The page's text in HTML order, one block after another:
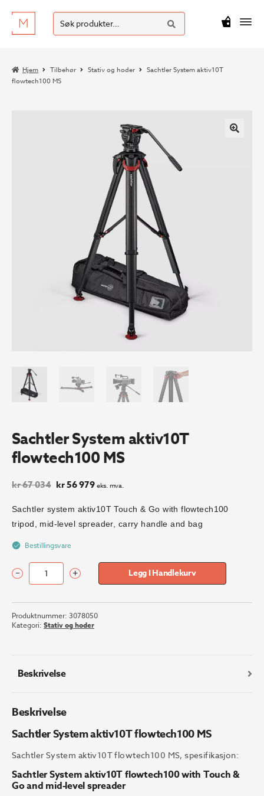
Hopp
til
Hopp
til
Søk
etter:
SØK
kr0
Hjem Tilbehør Stativ og hoder
Sachtler System aktiv10T
flowtech100 MS
Sachtler System aktiv10T
flowtech100 MS
kr67 034 Opprinnelig
var:
kr 67
034.
kr56 979Nåværende
er:
kr 56
979.
eks. mva.
Sachtler system aktiv10T Touch & Go with flowtech100
tripod, mid-level spreader, carry handle and bag
Bestillingsvare
Sachtler
aktiv10T
flowtech100
MS
– + Legg I Handlekurv
Produktnummer: 3078050
Kategori: Stativ og hoder
Beskrivelse
Beskrivelse
Sachtler System aktiv10T flowtech100 MS
Sachtler System aktiv10T flowtech100 MS, spesifikasjon:
Sachtler System aktiv10T flowtech100 with Touch &
Go and mid-level spreader